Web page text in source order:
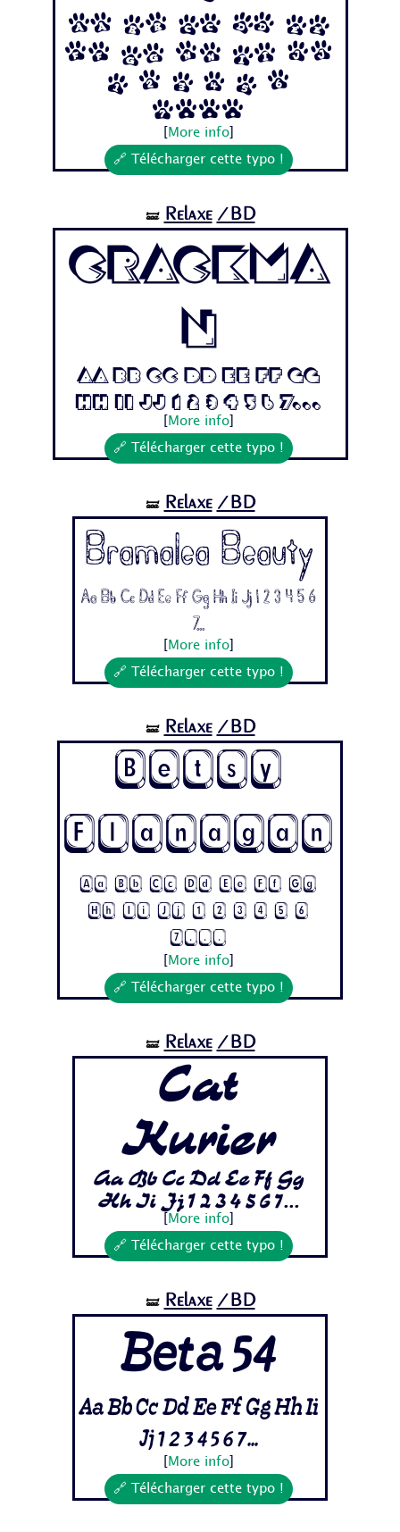
Aa Bb Cc Dd Ee
Ff Gg Hh Ii Jj
1 2 3 4 5 6
7...
More info]
🔗 Télécharger cette typo !
🝛 Relaxe /BD
Crackma
n
Aa Bb Cc Dd Ee Ff Gg
Hh Ii Jj 1 2 3 4 5 6 7...
More info]
🔗 Télécharger cette typo !
🝛 Relaxe /BD
Bramalea Beauty
Aa Bb Cc Dd Ee Ff Gg Hh Ii Jj 1 2 3 4 5 6
7...
More info]
🔗 Télécharger cette typo !
🝛 Relaxe /BD
Betsy
Flanagan
Aa Bb Cc Dd Ee Ff Gg
Hh Ii Jj 1 2 3 4 5 6
7...
More info]
🔗 Télécharger cette typo !
🝛 Relaxe /BD
Cat
Kurier
Aa Bb Cc Dd Ee Ff Gg
Hh Ii Jj 1 2 3 4 5 6 7...
More info]
🔗 Télécharger cette typo !
🝛 Relaxe /BD
Beta 54
Aa Bb Cc Dd Ee Ff Gg Hh Ii
Jj 1 2 3 4 5 6 7...
More info]
🔗 Télécharger cette typo !